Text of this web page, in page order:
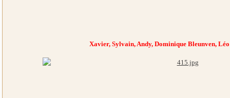
Xavier, Sylvain, Andy, Dominique Bleunven,